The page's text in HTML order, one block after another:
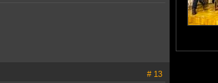
# 13